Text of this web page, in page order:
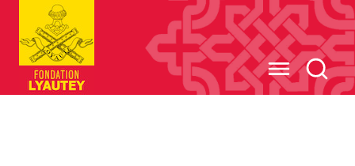
Cookies management panel